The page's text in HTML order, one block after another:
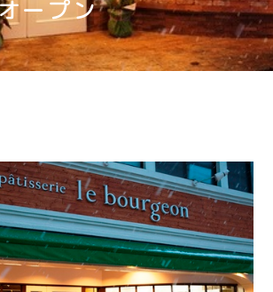
ープン